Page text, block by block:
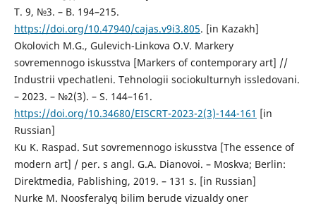
T. 9, №3. – B. 194–215.
https://doi.org/10.47940/cajas.v9i3.805. [in Kazakh]
Okolovich M.G., Gulevich-Linkova O.V. Markery
sovremennogo iskusstva [Markers of contemporary art] //
Industrii vpechatleni. Tehnologii sociokulturnyh issledovani.
– 2023. – №2(3). – S. 144–161.
https://doi.org/10.34680/EISCRT-2023-2(3)-144-161 [in
Russian]
Ku K. Raspad. Sut sovremennogo iskusstva [The essence of
modern art] / per. s angl. G.A. Dianovoi. – Moskva; Berlin:
Direktmedia, Pablishing, 2019. – 131 s. [in Russian]
Nurke M. Noosferalyq bіlіm berude vizualdy oner